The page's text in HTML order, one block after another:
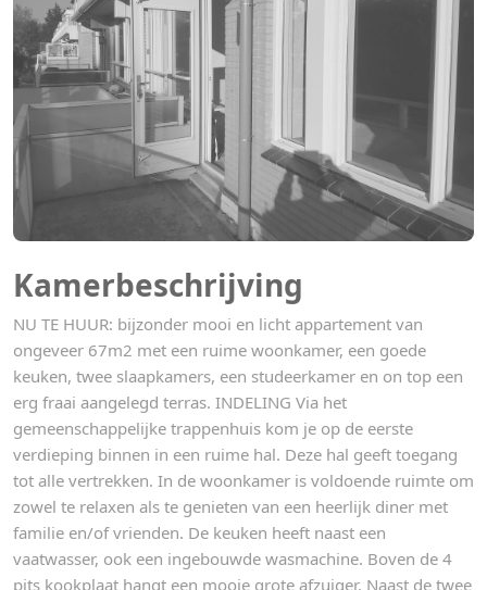
Kamerbeschrijving
NU TE HUUR: bijzonder mooi en licht appartement van
ongeveer 67m2 met een ruime woonkamer, een goede
keuken, twee slaapkamers, een studeerkamer en on top een
erg fraai aangelegd terras. INDELING Via het
gemeenschappelijke trappenhuis kom je op de eerste
verdieping binnen in een ruime hal. Deze hal geeft toegang
tot alle vertrekken. In de woonkamer is voldoende ruimte om
zowel te relaxen als te genieten van een heerlijk diner met
familie en/of vrienden. De keuken heeft naast een
vaatwasser, ook een ingebouwde wasmachine. Boven de 4
pits kookplaat hangt een mooie grote afzuiger. Naast de twee